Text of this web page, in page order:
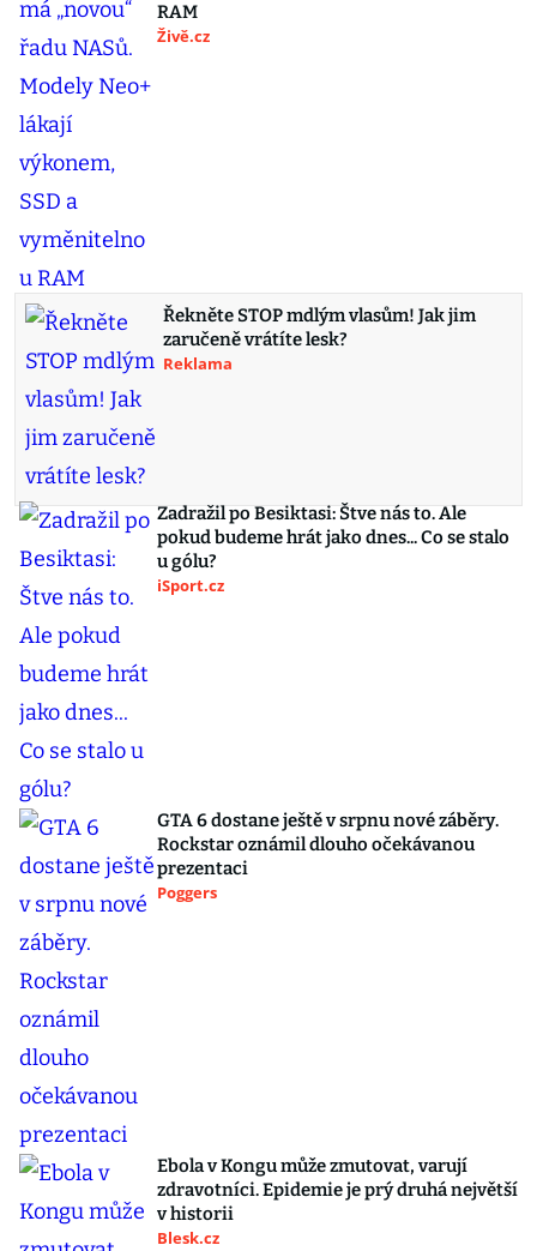
RAM
Živě.cz
Řekněte STOP mdlým vlasům! Jak jim
zaručeně vrátíte lesk?
Reklama
Zadražil po Besiktasi: Štve nás to. Ale
pokud budeme hrát jako dnes... Co se stalo
u gólu?
iSport.cz
GTA 6 dostane ještě v srpnu nové záběry.
Rockstar oznámil dlouho očekávanou
prezentaci
Poggers
Ebola v Kongu může zmutovat, varují
zdravotníci. Epidemie je prý druhá největší
v historii
Blesk.cz